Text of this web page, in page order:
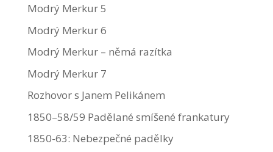
Modrý Merkur 5
Modrý Merkur 6
Modrý Merkur – němá razítka
Modrý Merkur 7
Rozhovor s Janem Pelikánem
1850–58/59 Padělané smíšené frankatury
1850-63: Nebezpečné padělky